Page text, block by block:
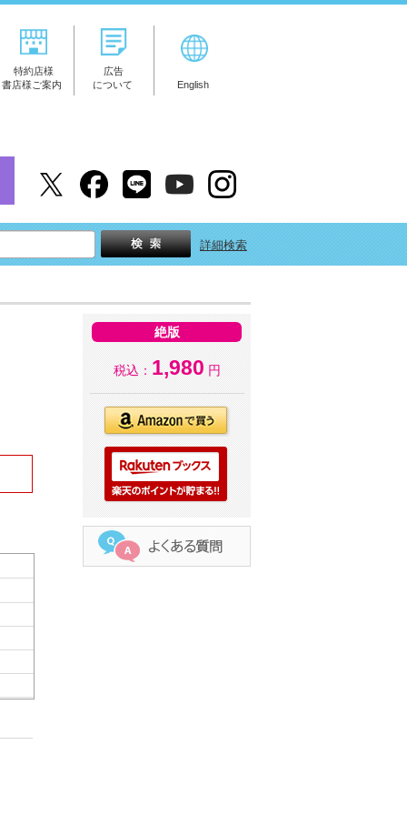
特約店様
書店様ご案内
広告
について
English
詳細検索
絶版
税込： 1,980 円